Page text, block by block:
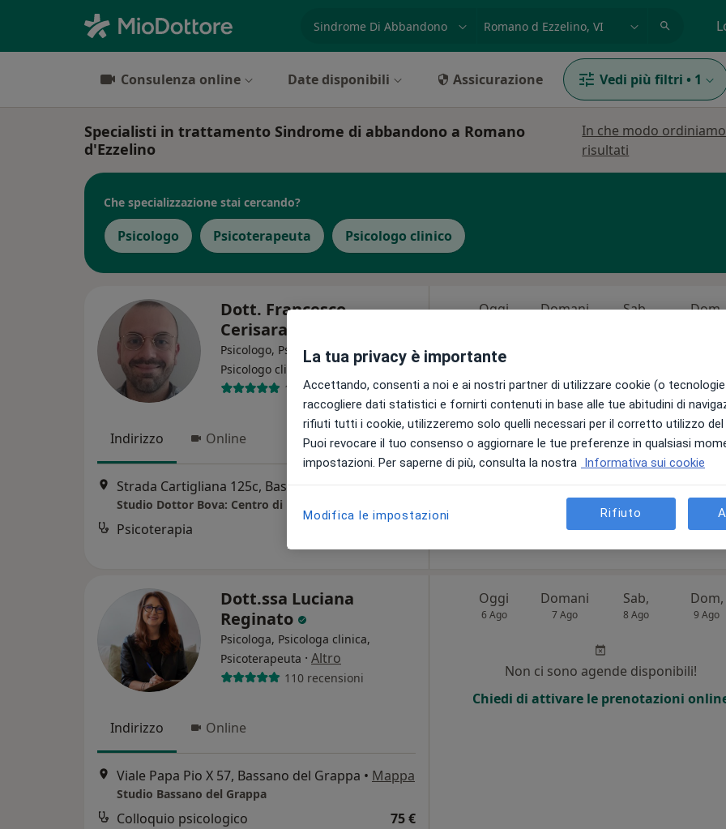
Consulenza online Date disponibili Assicurazione Vedi più filtri • 1
Specialisti in trattamento Sindrome di abbandono a Romano
d'Ezzelino
In che modo
risultati
Che specializzazione stai cercando?
Psicologo Psicoterapeuta Psicologo clinico
Dott. Francesco
Cerisara
Psicologo, Psicoterapeuta,
Psicologo clinico
12 recensioni
Indirizzo Online
Psicoterapia
Oggi Domani Sab, Dom,
Non ci sono agende disponibili!
Chiedi di attivare le prenotazioni
Dott.ssa Luciana
Reginato
Psicologa, Psicologa clinica,
Psicoterapeuta · Altro
110 recensioni
Indirizzo Online
Viale Papa Pio X 57, Bassano del Grappa • Mappa
Studio Bassano del Grappa
Colloquio psicologico 75 €
Oggi
6 Ago
Domani
7 Ago
Sab,
8 Ago
Dom,
9 Ago
Non ci sono agende disponibili!
Chiedi di attivare le prenotazioni
La tua privacy è importante
Accettando, consenti a noi e ai nostri partner di utilizzare cookie (o
raccogliere dati statistici e fornirti contenuti in base alle tue abitudini di
rifiuti tutti i cookie, utilizzeremo solo quelli necessari per il corretto utilizzo
Puoi revocare il tuo consenso o aggiornare le tue preferenze in qualsiasi
impostazioni. Per saperne di più, consulta la nostra Informativa sui cookie
Modifica le impostazioni Rifiuto